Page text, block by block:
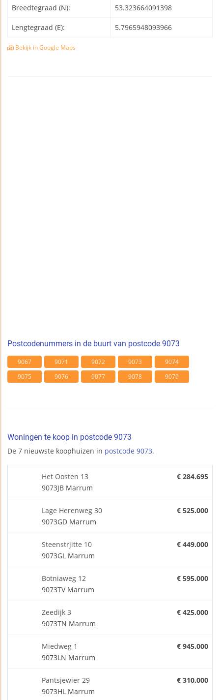
Breedtegraad (N): 53.323664091398
Lengtegraad (E): 5.7965948093966
Bekijk in Google Maps
Postcodenummers in de buurt van postcode 9073
9067 9071 9072 9073
9074
9075
9076 9077 9078 9079
Woningen te koop in postcode 9073
De 7 nieuwste koophuizen in postcode 9073.
Het Oosten 13
9073JB Marrum
€ 284.695
Lage Herenweg 30
9073GD Marrum
€ 525.000
Steenstrjitte 10
9073GL Marrum
€ 449.000
Botniaweg 12
9073TV Marrum
€ 595.000
Zeedijk 3
9073TN Marrum
€ 425.000
Miedweg 1
9073LN Marrum
€ 945.000
Pantsjewier 29
9073HL Marrum
€ 310.000